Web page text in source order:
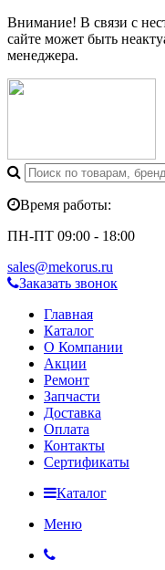
Внимание! В связи с
сайте может быть
менеджера.
Время работы:
ПН-ПТ 09:00 - 18:00
sales@mekorus.ru
Заказать звонок
Главная
Каталог
О Компании
Акции
Ремонт
Запчасти
Доставка
Оплата
Контакты
Сертификаты
Каталог
Меню